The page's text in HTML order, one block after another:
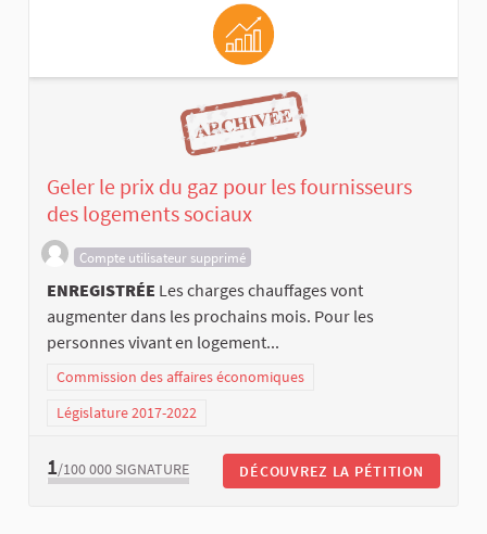
Geler le prix du gaz pour les fournisseurs
des logements sociaux
Compte utilisateur supprimé
ENREGISTRÉE Les charges chauffages vont
augmenter dans les prochains mois. Pour les
personnes vivant en logement...
Commission des affaires économiques
Législature 2017-2022
1/100 000 SIGNATURE DÉCOUVREZ LA PÉTITION